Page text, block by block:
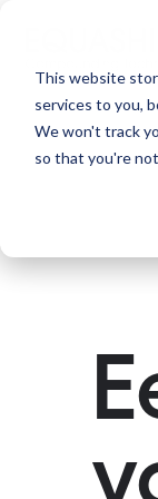
This website
services to you,
We won't track
so that you're